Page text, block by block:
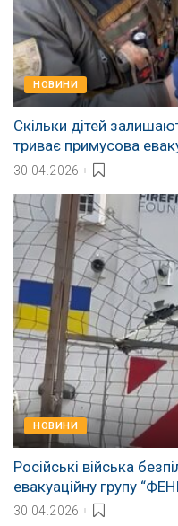
НОВИНИ
Скільки дітей
триває примусова
30.04.2026
НОВИНИ
Російські війська
евакуаційну групу
30.04.2026